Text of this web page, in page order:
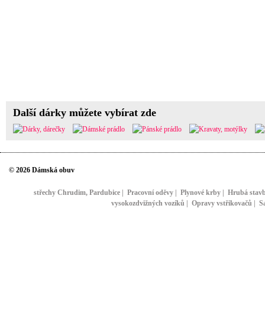
Další dárky můžete vybírat zde
© 2026 Dámská obuv
střechy Chrudim, Pardubice| Pracovní oděvy| Plynové krby| Hrubá
vysokozdvižných vozíků
Opravy vstřikovačů